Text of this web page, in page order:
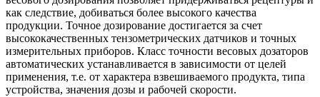
как следствие, добиваться более высокого качества
продукции. Точное дозирование достигается за счет
высококачественных тензометрических датчиков и точных
измерительных приборов. Класс точности весовых дозаторов
автоматических устанавливается в зависимости от целей
применения, т.е. от характера взвешиваемого продукта, типа
устройства, значения дозы и рабочей скорости.